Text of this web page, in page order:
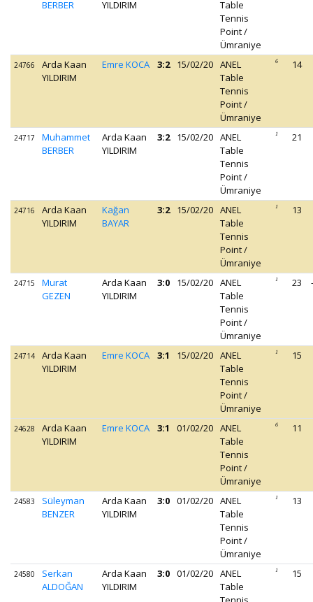
BERBER
YILDIRIM
Table
Tennis
Point /
Ümraniye
24766
Arda Kaan
YILDIRIM
Emre KOCA 3:2 15/02/20 ANEL
Table
Tennis
Point /
Ümraniye
6 14
24717
Muhammet
BERBER
Arda Kaan
YILDIRIM
3:2 15/02/20 ANEL
Table
Tennis
Point /
Ümraniye
1 21
24716
Arda Kaan
YILDIRIM
Kağan
BAYAR
3:2 15/02/20 ANEL
Table
Tennis
Point /
Ümraniye
1 13
24715
Murat
GEZEN
Arda Kaan
YILDIRIM
3:0 15/02/20 ANEL
Table
Tennis
Point /
Ümraniye
1 23
24714
Arda Kaan
YILDIRIM
Emre KOCA 3:1 15/02/20 ANEL
Table
Tennis
Point /
Ümraniye
1 15
24628
Arda Kaan
YILDIRIM
Emre KOCA 3:1 01/02/20 ANEL
Table
Tennis
Point /
Ümraniye
6 11
24583
Süleyman
BENZER
Arda Kaan
YILDIRIM
3:0 01/02/20 ANEL
Table
Tennis
Point /
Ümraniye
1 13
24580
Serkan
ALDOĞAN
Arda Kaan
YILDIRIM
3:0 01/02/20 ANEL
Table
1 15